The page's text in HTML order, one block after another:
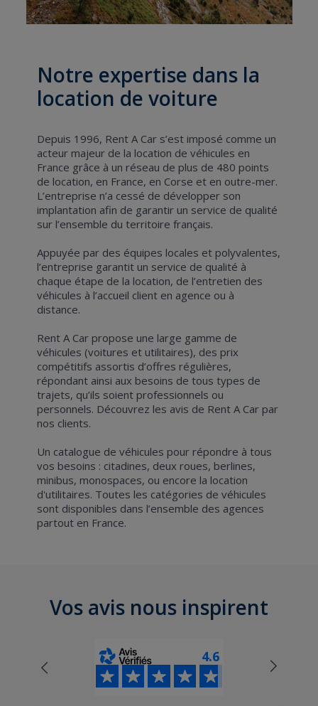
Notre expertise dans la
location de voiture
Depuis 1996, Rent A Car s’est imposé comme un
acteur majeur de la location de véhicules en
France grâce à un réseau de plus de 480 points
de location, en France, en Corse et en outre-mer.
L’entreprise n’a cessé de développer son
implantation afin de garantir un service de qualité
sur l’ensemble du territoire français.
Appuyée par des équipes locales et polyvalentes,
l’entreprise garantit un service de qualité à
chaque étape de la location, de l’entretien des
véhicules à l’accueil client en agence ou à
distance.
Rent A Car propose une large gamme de
véhicules (voitures et utilitaires), des prix
compétitifs assortis d’offres régulières,
répondant ainsi aux besoins de tous types de
trajets, qu’ils soient professionnels ou
personnels. Découvrez les avis de Rent A Carpar
nos clients.
Un catalogue de véhicules pour répondre à tous
vos besoins : citadines, deux roues, berlines,
minibus, monospaces, ou encore la location
d'utilitaires. Toutes les catégories de véhicules
sont disponibles dans l’ensemble des agences
partout en France.
Vos avis nous inspirent
4.6